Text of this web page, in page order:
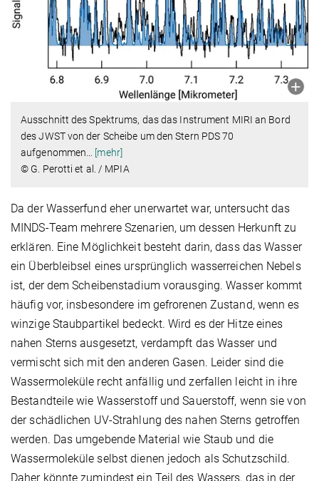
Ausschnitt des Spektrums, das das Instrument MIRI an Bord
des JWST von der Scheibe um den Stern PDS 70
aufgenommen… [mehr]
© G. Perotti et al. / MPIA
Da der Wasserfund eher unerwartet war, untersucht das
MINDS-Team mehrere Szenarien, um dessen Herkunft zu
erklären. Eine Möglichkeit besteht darin, dass das Wasser
ein Überbleibsel eines ursprünglich wasserreichen Nebels
ist, der dem Scheibenstadium vorausging. Wasser kommt
häufig vor, insbesondere im gefrorenen Zustand, wenn es
winzige Staubpartikel bedeckt. Wird es der Hitze eines
nahen Sterns ausgesetzt, verdampft das Wasser und
vermischt sich mit den anderen Gasen. Leider sind die
Wassermoleküle recht anfällig und zerfallen leicht in ihre
Bestandteile wie Wasserstoff und Sauerstoff, wenn sie von
der schädlichen UV-Strahlung des nahen Sterns getroffen
werden. Das umgebende Material wie Staub und die
Wassermoleküle selbst dienen jedoch als Schutzschild.
Daher könnte zumindest ein Teil des Wassers, das in der